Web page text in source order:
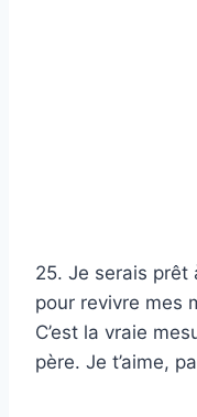
25. Je serais prêt
pour revivre mes
C’est la vraie
père. Je t’aime,